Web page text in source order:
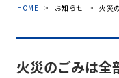
HOME > お知らせ > 火災
火災のごみは全